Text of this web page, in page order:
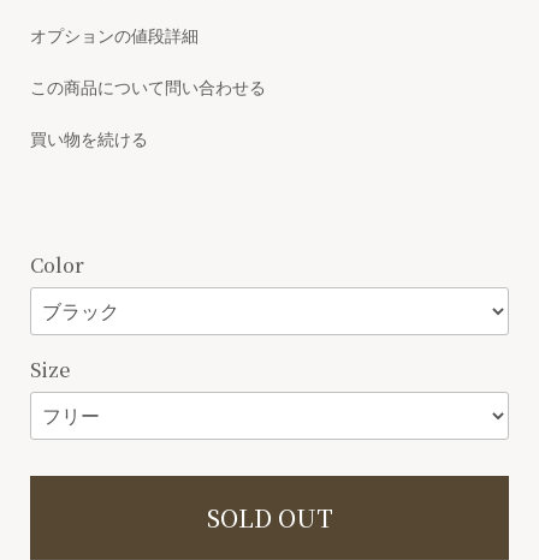
オプションの値段詳細
この商品について問い合わせる
買い物を続ける
Color
Size
SOLD OUT